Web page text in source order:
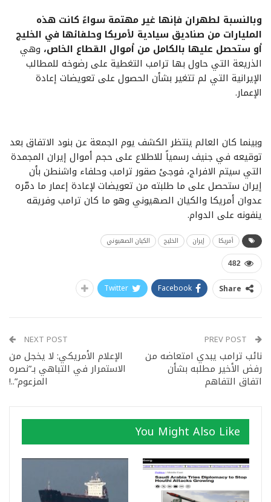
وبالنسبة لطهران فإنها غير مهتمة سواءً كانت هذه
المليارات من صناديق سيادية لأمريكا وحلفائها في الخليج
أو ستحصل عليها بالكامل من أموال القطاع الخاص، وهي
الذريعة التي حاول بها ترامب التغطية على رضوخه للمطالب
الإيرانية التي لم تتغير بشأن الحصول على تعويضات إعادة
الإعمار.
وبينما كان العالم ينتظر الكشف يوم الجمعة عن بنود الاتفاق بعد
توقيعه في جنيف رسمياً للاطلاع على حجم أموال إيران المجمدة
التي سيتم الافراج، فوجئ صقور ترامب وحلفاء واشنطن بأن
إيران ستحصل على ما طلبته من تعويضات لإعادة إعمار ما دمّره
عدوان أمريكا والكيان الصهيوني وهو ما كان ترامب وفريقه
ينفونه على الدوام.
أمريكا إيران الخليج الكيان الصهيوني
482
Share
Facebook
Twitter
نائب ترامب يبدي امتعاضه من
رفض الأخير مطلبه بشأن
اتفاق التفاهم
NEXT POST
الإعلام الأمريكي: لا يخجل من
الاستمرار في التباهي بـ”نصره
المزعوم”..!
You Might Also Like